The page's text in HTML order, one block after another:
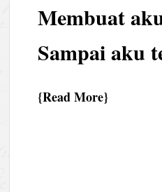
Membuat
Sampai aku
Read More